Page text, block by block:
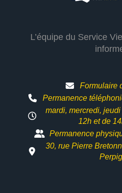
L’équipe du Service
Formulaire
Permanence
mardi, mercredi,
12h etde
Permanence
30, rue Pierre